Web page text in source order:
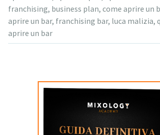
franchising, business plan, come aprire un
aprire un bar, franchising bar, luca malizia,
aprire un bar